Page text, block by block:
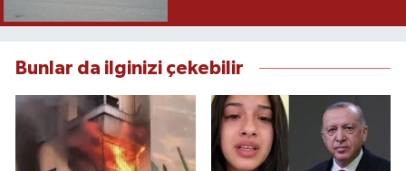
Bunlar da ilginizi çekebilir